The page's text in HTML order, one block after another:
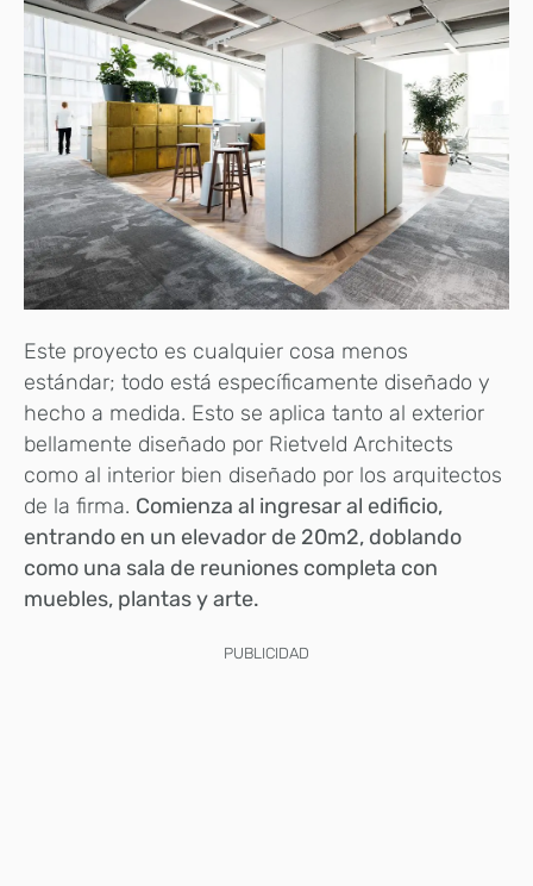
Este proyecto es cualquier cosa menos
estándar; todo está específicamente diseñado y
hecho a medida. Esto se aplica tanto al exterior
bellamente diseñado por Rietveld Architects
como al interior bien diseñado por los arquitectos
de la firma. Comienza al ingresar al edificio,
entrando en un elevador de 20m2, doblando
como una sala de reuniones completa con
muebles, plantas y arte.
PUBLICIDAD